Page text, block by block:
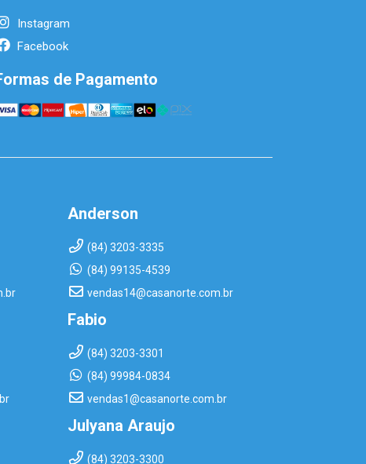
Instagram
Facebook
de Pagamento
Anderson
(84) 3203-3335
(84) 99135-4539
vendas14@casanorte.com.br
Fabio
(84) 3203-3301
(84) 99984-0834
vendas1@casanorte.com.br
Julyana Araujo
(84) 3203-3300